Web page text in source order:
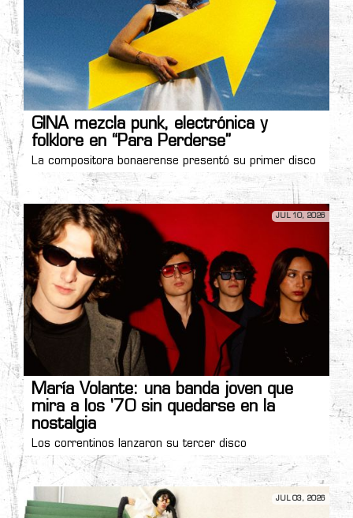
GINA mezcla punk, electrónica y
folklore en “Para Perderse”
La compositora bonaerense presentó su primer disco
JUL 10, 2026
María Volante: una banda joven que
mira a los '70 sin quedarse en la
nostalgia
Los correntinos lanzaron su tercer disco
JUL 03, 2026